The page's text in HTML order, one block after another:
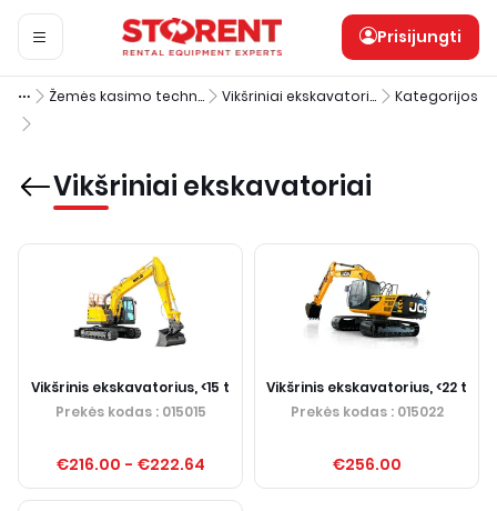
Prisijungti
Žemės kasimo technika Vikšriniai ekskavatoriai Kategorijos
Vikšriniai ekskavatoriai
Vikšrinis ekskavatorius, <15 t
Prekės kodas: 015015
€216.00 - €222.64
Vikšrinis ekskavatorius, <22 t
Prekės kodas: 015022
€256.00